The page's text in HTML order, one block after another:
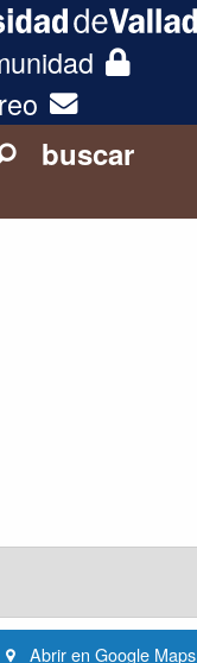
buscar
Abrir en Google Maps